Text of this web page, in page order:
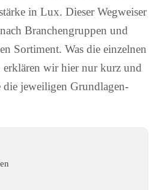
in Lux. Dieser Wegweiser
Branchengruppen und
Sortiment. Was die einzelnen
erklären wir hier nur kurz und
jeweiligen Grundlagen-